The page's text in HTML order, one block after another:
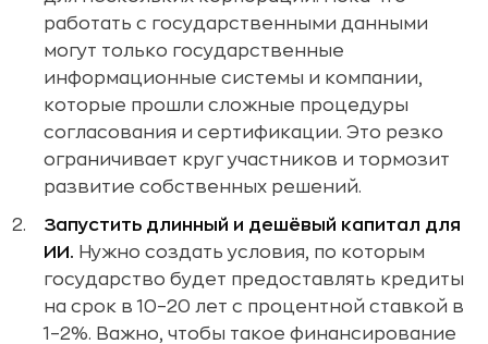
работать с государственными данными
могут только государственные
информационные системы и компании,
которые прошли сложные процедуры
согласования и сертификации. Это резко
ограничивает круг участников и тормозит
развитие собственных решений.
Запустить длинный и дешёвый капитал для
ИИ. Нужно создать условия, по которым
государство будет предоставлять кредиты
на срок в 10–20 лет с процентной ставкой в
1–2%. Важно, чтобы такое финансирование